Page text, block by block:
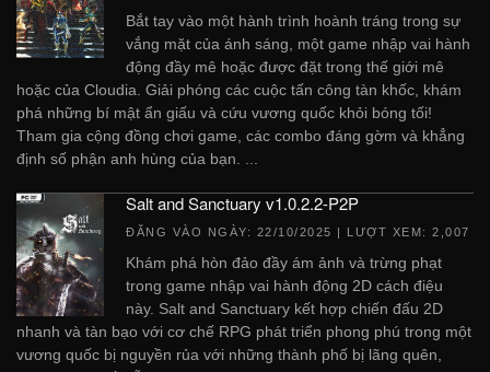
Bắt tay vào một hành trình hoành tráng trong sự
vắng mặt của ánh sáng, một game nhập vai hành
động đầy mê hoặc được đặt trong thế giới mê
hoặc của Cloudia. Giải phóng các cuộc tấn công tàn khốc, khám
phá những bí mật ẩn giấu và cứu vương quốc khỏi bóng tối!
Tham gia cộng đồng chơi game, các combo đáng gờm và khẳng
định số phận anh hùng của bạn. ...
Salt and Sanctuary v1.0.2.2-P2P
ĐĂNG VÀO NGÀY: 22/10/2025 | LƯỢT XEM: 2,007
Khám phá hòn đảo đầy ám ảnh và trừng phạt
trong game nhập vai hành động 2D cách điệu
này. Salt and Sanctuary kết hợp chiến đấu 2D
nhanh và tàn bạo với cơ chế RPG phát triển phong phú trong một
vương quốc bị nguyền rủa với những thành phố bị lãng quên,